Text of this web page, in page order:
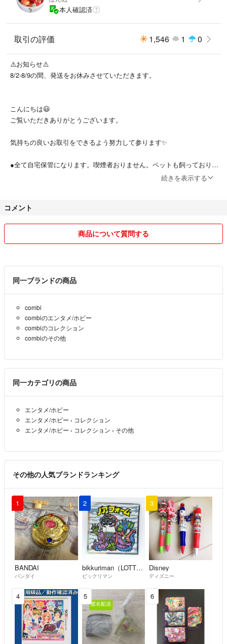
本人確認済
取引の評価 1,546 1 0
⚠️お知らせ⚠️
8/2-8/9の間、発送をお休みさせていただきます。
こんにちは😃
ご覧いただきありがとうございます。
気持ちの良いお取引をできるよう努力して参ります✨
●全て自宅保管になります。喫煙者おりません。ペットも飼っておりま
プセルはお付けしません。
●発送目安を長めに設定していますが、なるべく翌日か翌々日の発送を
心がけております。（普通郵便の場合は平日発送）
●基本的にはコメントなしの購入でOKです🙆‍♀️
他フリマサイトにも出品しているため、購入申請していただく必要のあ
る商品もあります。
●コメントに関して、最終メッセージから24時間以上進展のない場合は
一旦無効とさせていただきます。
お支払い可能かお伝えいただけると幸いです。
●基本的にお値下げは考えておりませんが、出品からしばらく経ってい
たり、バラ売りなど、場合によっては交渉に応じます。
●交渉によりお値段変更する場合、タイトルに【専用】と付け購入申請
ありにしますが、画像や本文は変更致しませんのでご了承ください。
●お取置きはしておりません。
よろしくお願いします🤲
続きを表示する
コメント
商品について質問する
同一ブランドの商品
combi
combiのエンタメ/ホビー
combiのコレクション
combiのその他
同一カテゴリの商品
エンタメ/ホビー
エンタメ/ホビー › コレクション
エンタメ/ホビー › コレクション › その他
その他の人気ブランドランキング
1
BANDAI
バンダイ
2
bikkuriman（LOTTE）
ビックリマン
3
Disney
ディズニー
4 5 6